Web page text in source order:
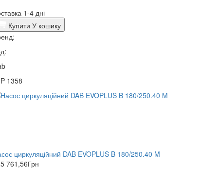
1-4 дні
Купити У кошику
1358
циркуляційний DAB EVOPLUS B 180/250.40 M
761,56Грн